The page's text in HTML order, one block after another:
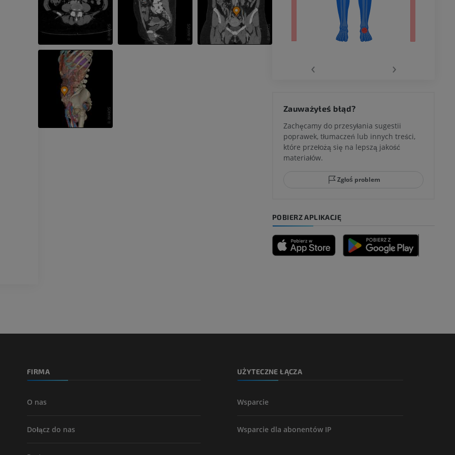
PREMIUM
RM dłoni
RM
PREMIUM
RTG kończyny górnej
Radiografia
PREMIUM
PREMIUM
Obraz MRI stawu
‹ ›
Zauważyłeś błąd?
Zachęcamy do przesyłania sugestii
poprawek, tłumaczeń lub innych treści,
które przełożą się na lepszą jakość
materiałów.
Zgłoś problem
POBIERZ APLIKACJĘ
FIRMA
O nas
Dołącz do nas
UŻYTECZNE ŁĄCZA
Wsparcie
Wsparcie dla abonentów IP